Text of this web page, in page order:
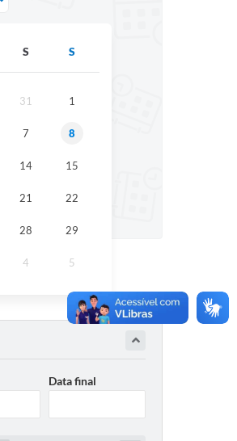
S S
31 1
7 8
14 15
21 22
28 29
4 5
Data final